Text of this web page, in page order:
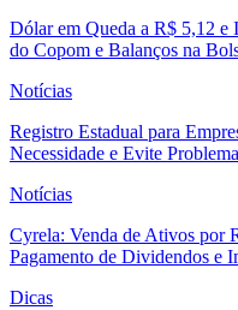
Dólar em Queda a R$ 5,12 e
do Copom e Balanços na
Notícias
Registro Estadual para
Necessidade e Evite
Notícias
Cyrela: Venda de Ativos por
Pagamento de Dividendos e
Dicas